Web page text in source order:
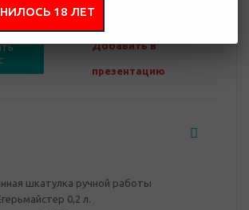
Добавить в
презентацию
шкатулка ручной работы
0,2 л.
18 ЛЕТ